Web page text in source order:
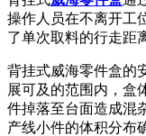
操作人员在不离开工
了单次取料的行走距
背挂式威海零件盒的
展可及的范围内，盒
件掉落至台面造成混
产线小件的体积分布